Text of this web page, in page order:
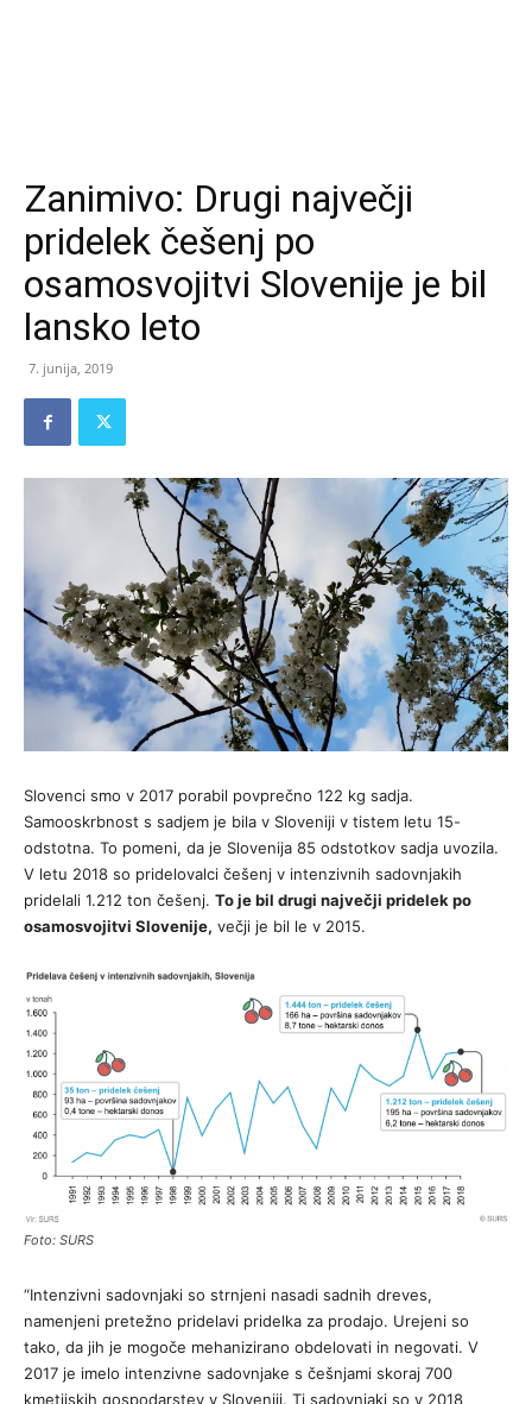
Zanimivo: Drugi največji
pridelek češenj po
osamosvojitvi Slovenije je bil
lansko leto
7. junija, 2019
Slovenci smo v 2017 porabil povprečno 122 kg sadja.
Samooskrbnost s sadjem je bila v Sloveniji v tistem letu 15-
odstotna. To pomeni, da je Slovenija 85 odstotkov sadja uvozila.
V letu 2018 so pridelovalci češenj v intenzivnih sadovnjakih
pridelali 1.212 ton češenj. To je bil drugi največji pridelek po
osamosvojitvi Slovenije, večji je bil le v 2015.
Foto: SURS
“Intenzivni sadovnjaki so strnjeni nasadi sadnih dreves,
namenjeni pretežno pridelavi pridelka za prodajo. Urejeni so
tako, da jih je mogoče mehanizirano obdelovati in negovati. V
2017 je imelo intenzivne sadovnjake s češnjami skoraj 700
kmetijskih gospodarstev v Sloveniji. Ti sadovnjaki so v 2018